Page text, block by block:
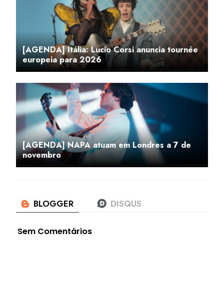
[AGENDA] Itália: Lucio Corsi anuncia tournée
europeia para 2026
[AGENDA] NAPA atuam em Londres a 7 de
novembro
Sem Comentários